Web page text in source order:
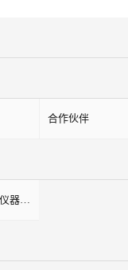
合作伙伴
其余检测仪器设备